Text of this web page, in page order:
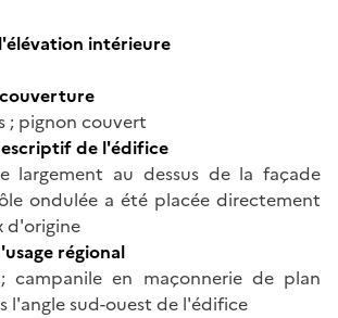
intérieure
; pignon couvert
de l'édifice
largement au dessus de la façade
ondulée a été placée directement
d'origine
régional
campanile en maçonnerie de plan
l'angle sud-ouest de l'édifice